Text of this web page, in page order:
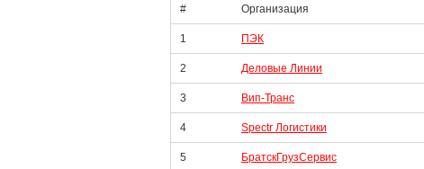
# Организация
1 ПЭК
2 Деловые Линии
3 Вип-Транс
4 Spectr Логистики
5 БратскГрузСервис